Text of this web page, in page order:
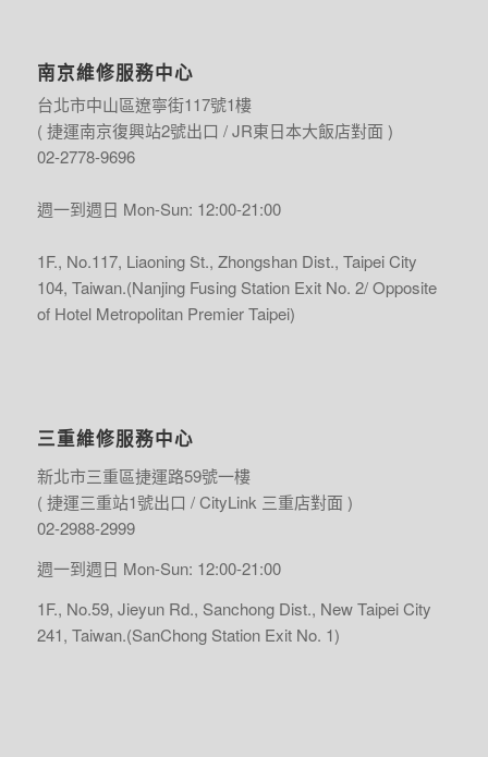
南京維修服務中心
台北市中山區遼寧街117號1樓
( 捷運南京復興站2號出口 / JR東日本大飯店對面 )
02-2778-9696
週一到週日 Mon-Sun: 12:00-21:00
1F., No.117, Liaoning St., Zhongshan Dist., Taipei City
104, Taiwan.(Nanjing Fusing Station Exit No. 2/ Opposite
of Hotel Metropolitan Premier Taipei)
三重維修服務中心
新北市三重區捷運路59號一樓
( 捷運三重站1號出口 / CityLink 三重店對面 )
02-2988-2999
週一到週日 Mon-Sun: 12:00-21:00
1F., No.59, Jieyun Rd., Sanchong Dist., New Taipei City
241, Taiwan.(SanChong Station Exit No. 1)